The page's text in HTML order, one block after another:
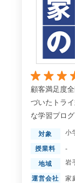
顧客満足度
づいたトラ
な学習プログ
対象 小
授業料 -
地域 岩
運営会社 家